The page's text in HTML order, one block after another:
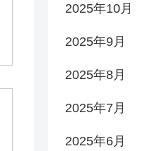
2025年10月
2025年9月
2025年8月
2025年7月
2025年6月